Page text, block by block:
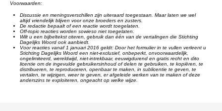
Voorwaarden:
Discussie en meningsverschillen zijn uiteraard toegestaan. Maar laten we wel
altijd vriendelijk blijven voor onze broeders en zusters.
De redactie bepaalt of een reactie wordt toegelaten.
Off-topic reacties worden sowieso niet toegelaten.
Wilt u een bijbeltekst citeren, gebruik dan één van de vertalingen die Stichting
Dagelijks Woord ook aanbiedt.
Voor reacties vanaf 1 januari 2016 geldt: Door het formulier in te vullen verleent u
Stichting Dagelijks Woord een niet-exclusief, onbeperkt, onvoorwaardelijk,
ongelimiteerd, wereldwijd, niet-intrekbaar, eeuwigdurend en gratis recht en dito
licentie om de ingevulde gebruikersinhoud of delen te gebruiken, te kopiëren, te
distribueren, te reproduceren, openbaar te maken, in sublicentie te geven, te
vertalen, te wijzigen, weer te geven, er afgeleide werken van te maken of deze
anderszins te exploiteren, ongeacht op welke wijze.